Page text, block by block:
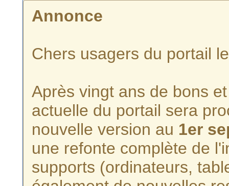
Annonce
Chers usagers du portail
Après vingt ans de bons
actuelle du portail sera
nouvelle version au 1er
une refonte complète de
supports (ordinateurs,